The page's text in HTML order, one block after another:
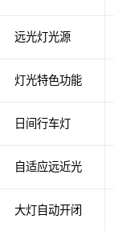
远光灯光源
灯光特色功能
日间行车灯
自适应远近光
大灯自动开闭